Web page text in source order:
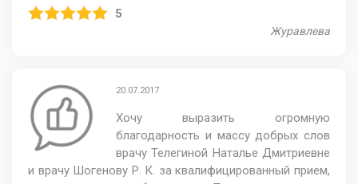
5
Журавлева
20.07.2017
Хочу выразить огромную
благодарность и массу добрых слов
врачу Телегиной Наталье Дмитриевне
и врачу Шогенову Р. К. за квалифицированный прием,